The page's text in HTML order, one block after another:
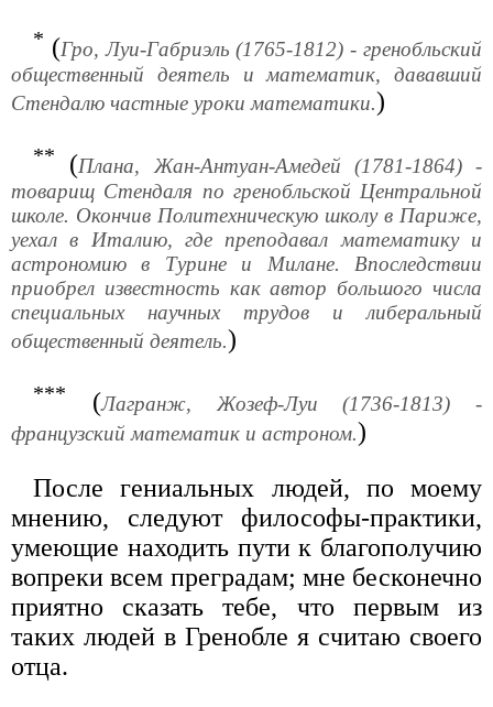
* (Гро, Луи-Габриэль (1765-1812) - гренобльский
общественный деятель и математик, дававший
Стендалю частные уроки математики.)
** (Плана, Жан-Антуан-Амедей (1781-1864) -
товарищ Стендаля по гренобльской Центральной
школе. Окончив Политехническую школу в Париже,
уехал в Италию, где преподавал математику и
астрономию в Турине и Милане. Впоследствии
приобрел известность как автор большого числа
специальных научных трудов и либеральный
общественный деятель.)
*** (Лагранж, Жозеф-Луи (1736-1813) -
французский математик и астроном.)
После гениальных людей, по моему
мнению, следуют философы-практики,
умеющие находить пути к благополучию
вопреки всем преградам; мне бесконечно
приятно сказать тебе, что первым из
таких людей в Гренобле я считаю своего
отца.